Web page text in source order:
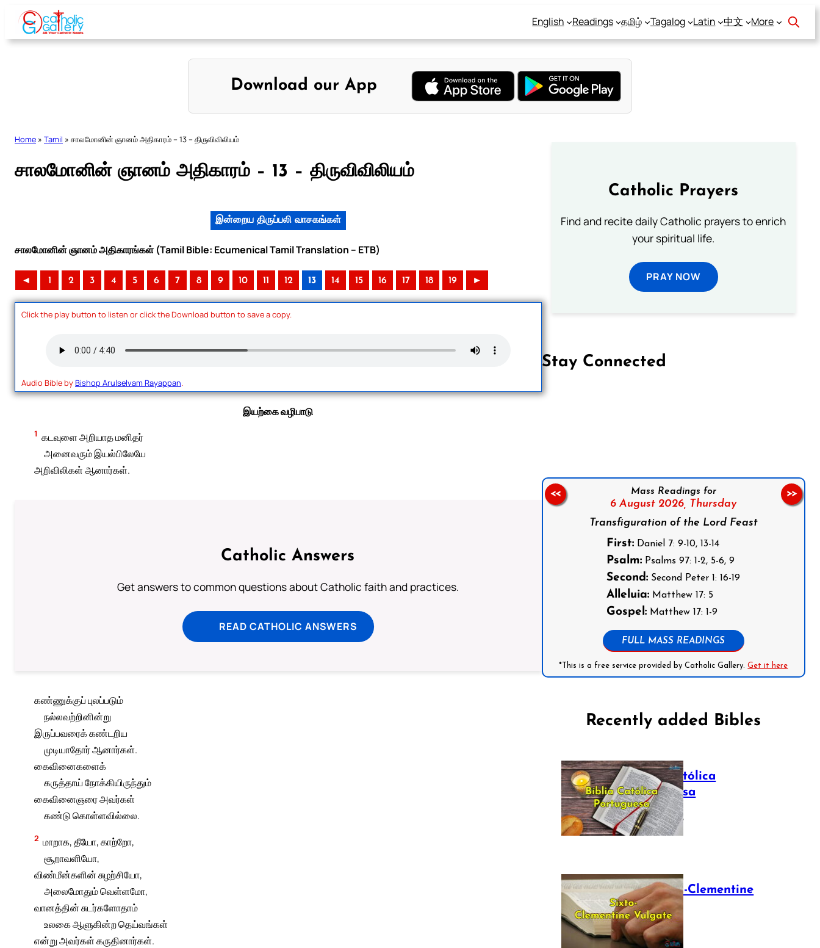
Skip
content
English Readings தமிழ் Tagalog Latin 中文 More
Download our App
Home » Tamil » சாலமோனின் ஞானம் அதிகாரம் – 13 – திருவிவிலியம்
சாலமோனின் ஞானம் அதிகாரம் – 13 – திருவிவிலியம்
இன்றைய திருப்பலி வாசகங்கள்
சாலமோனின் ஞானம் அதிகாரங்கள் (Tamil Bible: Ecumenical Tamil Translation – ETB)
◄ 1 2 3 4 5 6 7 8 9 10 11 12 13 14 15 16 17 18 19 ►
Click the play button to listen or click the Download button to save a copy.
Audio Bible byBishop Arulselvam Rayappan.
இயற்கை வழிபாடு
1 கடவுளை அறியாத மனிதர்
அனைவரும் இயல்பிலேயே
அறிவிலிகள் ஆனார்கள்.
Catholic Answers
Get answers to common questions about Catholic faith and practices.
READ CATHOLIC ANSWERS
கண்ணுக்குப் புலப்படும்
நல்லவற்றினின்று
இருப்பவரைக் கண்டறிய
முடியாதோர் ஆனார்கள்.
கைவினைகளைக்
கருத்தாய் நோக்கியிருந்தும்
கைவினைஞரை அவர்கள்
கண்டு கொள்ளவில்லை.
2 மாறாக, தீயோ, காற்றோ,
சூறாவளியோ,
விண்மீன்களின் சுழற்சியோ,
அலைமோதும் வெள்ளமோ,
வானத்தின் சுடர்களோதாம்
உலகை ஆளுகின்ற தெய்வங்கள்
என்று அவர்கள் கருதினார்கள்.
Catholic Prayers
Find and recite daily Catholic prayers to enrich
your spiritual life.
PRAY NOW
Stay Connected
Mass Readings for
6 August 2026, Thursday
Transfiguration of the Lord Feast
First: Daniel 7: 9-10, 13-14
Psalm: Psalms 97: 1-2, 5-6, 9
Second: Second Peter 1: 16-19
Alleluia: Matthew 17: 5
Gospel: Matthew 17: 1-9
FULL MASS READINGS
*This is a free service provided by Catholic Gallery.Get it here
<< >>
Recently added Bibles
Bíblia Católica
Portuguesa
July 16, 2025
The Sixto-Clementine
Vulgate
July 12, 2025